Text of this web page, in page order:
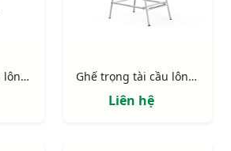
Ghế trọng tài cầu lông Nhôm cao cấp S27361 Ghế trọng tài cầu lông tiêu chuẩn S27350
Liên hệ